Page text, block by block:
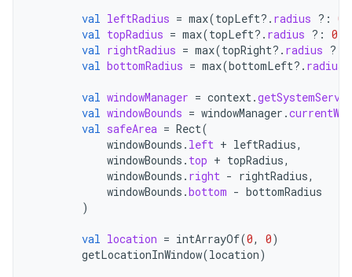
val leftRadius = max(topLeft?. radius ?: 0
val topRadius = max(topLeft?. radius ?: 0
val rightRadius = max(topRight?. radius ?:
val bottomRadius = max(bottomLeft?. radius
val windowManager = context.
val windowBounds = windowManager .
val safeArea = Rect(
windowBounds . left + leftRadius,
windowBounds . top + topRadius,
windowBounds . right - rightRadius,
windowBounds .bottom - bottomRadius
)
val location = intArrayOf(0, 0)
getLocationInWindow(location)